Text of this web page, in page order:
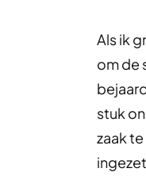
Als ik
om de
stuk
zaak